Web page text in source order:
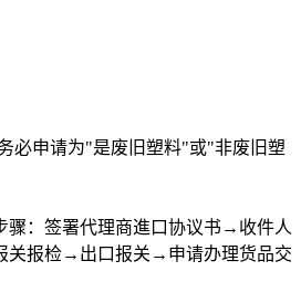
必申请为"是废旧塑料"或"非废旧塑
骤：签署代理商進口协议书→收件人
报检→出口报关→申请办理货品交